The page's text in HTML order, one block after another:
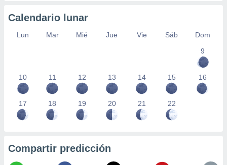
Calendario lunar
Lun Mar Mié Jue Vie Sáb
Dom
9
10 11 12 13 14 15 16
17 18 19 20 21 22
Compartir predicción